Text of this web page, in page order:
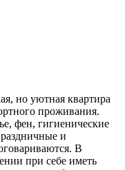
но уютная квартира
проживания.
фен, гигиенические
и
В
при себе иметь